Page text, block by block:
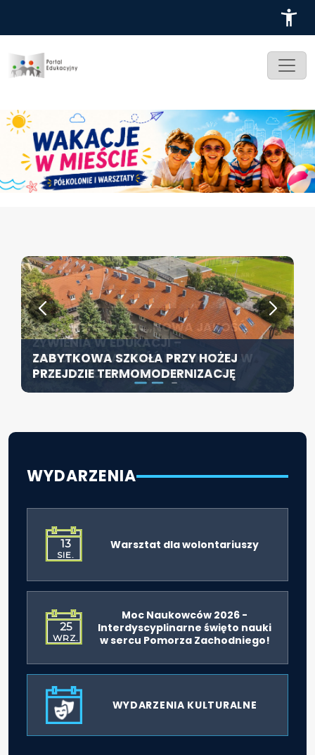
ZABYTKOWA SZKOŁA PRZY HOŻEJ
PRZEJDZIE TERMOMODERNIZACJĘ
KONFERENCJA PT. „NOWA JAKOŚĆ
ŻYWIENIA W EDUKACJI –
ODPOWIEDZIALNOŚĆ DYREKTORA W
ŚWIETLE ROZPORZĄDZENIA 2026”
SZCZECIN ROZWIJA EDUKACJĘ
WŁĄCZAJĄCĄ - NOWE
SPECJALISTYCZNE CENTRUM
ROZPOCZYNA DZIAŁALNOŚĆ
WYDARZENIA
13
SIE.
Warsztat dla wolontariuszy
25
WRZ.
Moc Naukowców 2026 -
Interdyscyplinarne święto nauki
w sercu Pomorza Zachodniego!
WYDARZENIA KULTURALNE